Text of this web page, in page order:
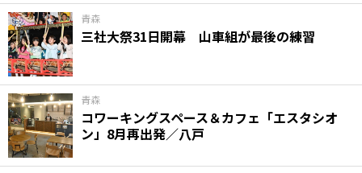
青森
三社大祭31日開幕 山車組が最後の練習
青森
コワーキングスペース＆カフェ「エスタシオ
ン」8月再出発／八戸